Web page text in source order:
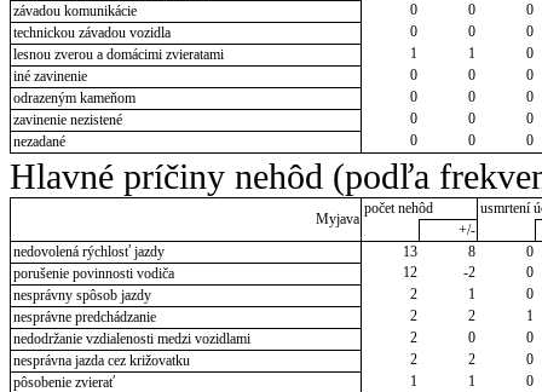
závadou komunikácie
0 0
0
technickou závadou vozidla
0 0
0
lesnou zverou a domácimi zvieratami
1 1
0
iné zavinenie
0 0
0
odrazeným kameňom
0 0
0
zavinenie nezistené
0 0
0
nezadané
0 0 0
Hlavné príčiny nehôd (podľa
Myjava
počet nehôd
usmrtení
+/-
nedovolená rýchlosť jazdy
13 8
0
porušenie povinnosti vodiča
12 -2
0
nesprávny spôsob jazdy
2 1
0
nesprávne predchádzanie
2 2
1
nedodržanie vzdialenosti medzi vozidlami
2 0
0
nesprávna jazda cez križovatku
2 2
0
pôsobenie zvierať
1 1
0